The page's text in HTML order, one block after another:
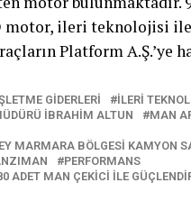
motor, ileri teknolojisi
Platform A.Ş.’ye
GIDERLERI ILERI
İBRAHIM ALTUN
MAN
MARMARA BÖLGESI KAMYON
PERFORMANS
ADET MAN ÇEKICI ILE